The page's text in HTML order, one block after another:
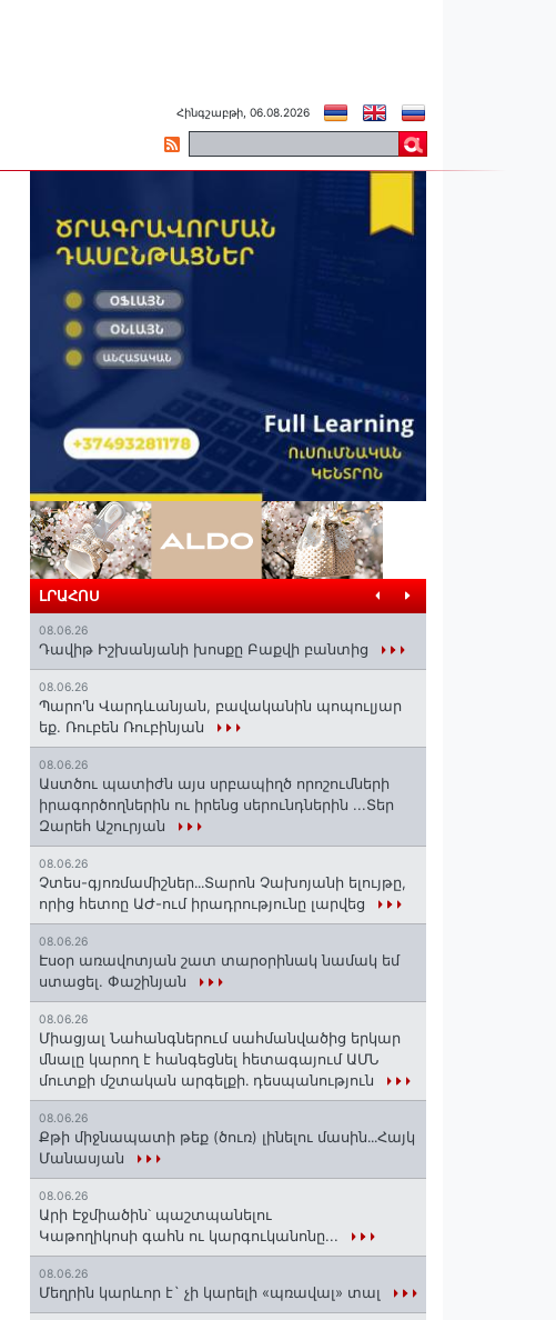
Հինգշաբթի, 06.08.2026
ԼՐԱՀՈՍ
08.06.26
Դավիթ Իշխանյանի խոսքը Բաքվի բանտից
08.06.26
Պարո'ն Վարդևանյան, բավականին պոպուլյար
եք. Ռուբեն Ռուբինյան
08.06.26
Աստծու պատիժն այս սրբապիղծ որոշումների
իրագործողներին ու իրենց սերունդներին ...Տեր
Զարեհ Աշուրյան
08.06.26
Չտես-գյոռմամիշներ․․․Տարոն Չախոյանի ելույթը,
որից հետոը ԱԺ-ում իրադրությունը լարվեց
08.06.26
Էսօր առավոտյան շատ տարօրինակ նամակ եմ
ստացել. Փաշինյան
08.06.26
Միացյալ Նահանգներում սահմանվածից երկար
մնալը կարող է հանգեցնել հետագայում ԱՄՆ
մուտքի մշտական արգելքի․ դեսպանություն
08.06.26
Քթի միջնապատի թեք (ծուռ) լինելու մասին․․․Հայկ
Մանասյան
08.06.26
Արի Էջմիածին՝ պաշտպանելու
Կաթողիկոսի գահն ու կարգուկանոնը...
08.06.26
Մեղրին կարևոր է` չի կարելի «պռավալ» տալ